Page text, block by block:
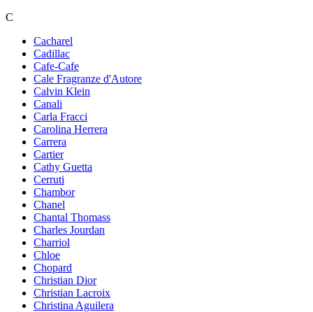
C
Cacharel
Cadillac
Cafe-Cafe
Cale Fragranze d'Autore
Calvin Klein
Canali
Carla Fracci
Carolina Herrera
Carrera
Cartier
Cathy Guetta
Cerruti
Chambor
Chanel
Chantal Thomass
Charles Jourdan
Charriol
Chloe
Chopard
Christian Dior
Christian Lacroix
Christina Aguilera